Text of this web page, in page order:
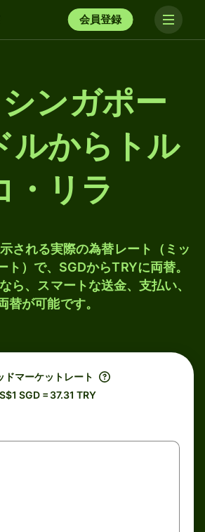
会員登録
ンガポー
ルからトル
・リラ
される実際の為替レート（ミッ
ト）で、SGDからTRYに両替。
ら、スマートな送金、支払い、
替が可能です。
ドマーケットレート
S$1 SGD = 37.31 TRY